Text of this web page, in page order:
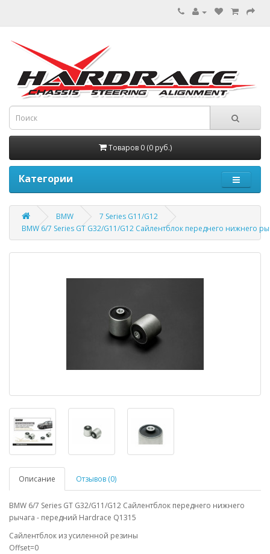
Товаров 0 (0 руб.)
Категории
BMW
7 Series G11/G12
BMW 6/7 Series GT G32/G11/G12 Сайлентблок переднего нижнего
Описание Отзывов (0)
BMW 6/7 Series GT G32/G11/G12 Сайлентблок переднего нижнего
рычага - передний Hardrace Q1315
Сайлентблок из усиленной резины
Offset=0